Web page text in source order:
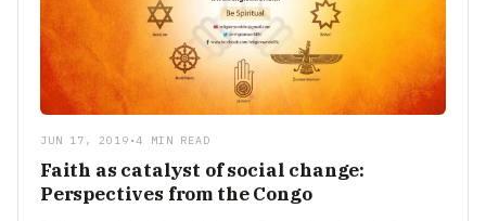
JUN 17, 2019 •4 MIN READ
Faith as catalyst of social change:
Perspectives from the Congo